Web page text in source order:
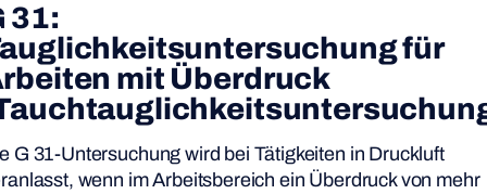
31:
für
mit Überdruck
G 31-Untersuchung wird bei Tätigkeiten in Druckluft
wenn im Arbeitsbereich ein Überdruck von mehr